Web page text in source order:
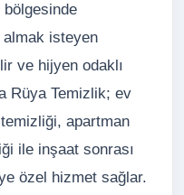
bölgesinde
isteyen
ve hijyen odaklı
Rüya Temizlik; ev
apartman
ile inşaat sonrası
özel hizmet sağlar.